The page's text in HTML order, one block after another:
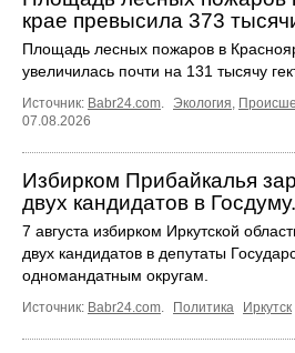
крае превысила 373
Площадь лесных пожаров в
увеличилась почти на 131 тысячу
Источник: Babr24.com Экология
07.08.2026
Избирком Прибайкалья
двух кандидатов в
7 августа избирком Иркутской
двух кандидатов в депутаты
одномандатным округам.
Источник: Babr24.com Политика Иркутск